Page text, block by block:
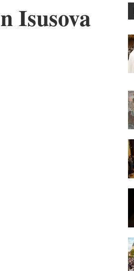
Isusova